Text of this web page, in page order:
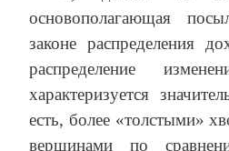
основополагающая
законе распределения
распределение
характеризуется
есть, более «толстыми»
вершинами по